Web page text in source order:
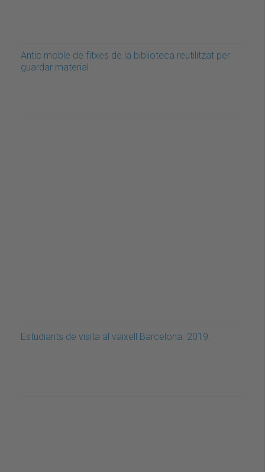
Antic moble de fitxes de la biblioteca reutilitzat per
guardar material
Estudiants de visita al vaixell Barcelona. 2019.